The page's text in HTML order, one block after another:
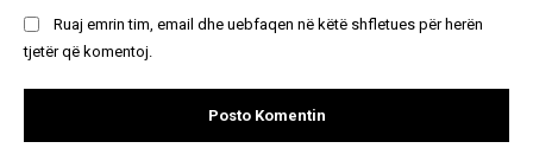
Ruaj emrin tim, email dhe uebfaqen në këtë shfletues për herën
tjetër që komentoj.